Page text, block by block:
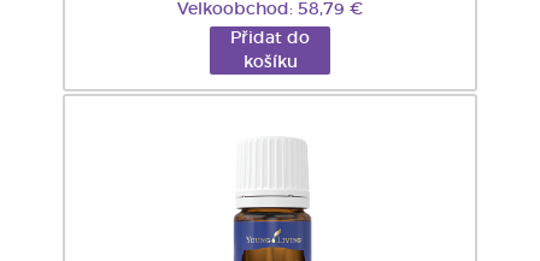
Velkoobchod: 58,79 €
Přidat do
košíku